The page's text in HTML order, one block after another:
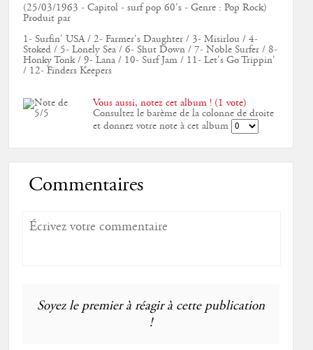
(25/03/1963 - Capitol - surf pop 60's - Genre : Pop Rock)
Produit par
1- Surfin' USA / 2- Farmer's Daughter / 3- Misirlou / 4-
Stoked / 5- Lonely Sea / 6- Shut Down / 7- Noble Surfer / 8-
Honky Tonk / 9- Lana / 10- Surf Jam / 11- Let's Go Trippin'
/ 12- Finders Keepers
Vous aussi, notez cet album ! (1 vote)
Consultez le barème de la colonne de droite
et donnez votre note à cet album
Commentaires
Soyez le premier à réagir à cette publication
!